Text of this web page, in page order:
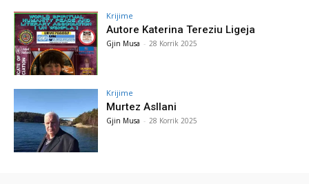
Krijime
Autore Katerina Tereziu Ligeja
Gjin Musa - 28 Korrik 2025
Krijime
Murtez Asllani
Gjin Musa - 28 Korrik 2025